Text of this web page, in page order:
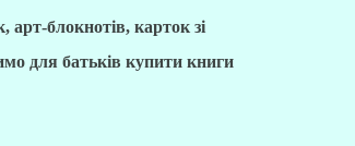
арт-блокнотів, карток зі
для батьків купити книги